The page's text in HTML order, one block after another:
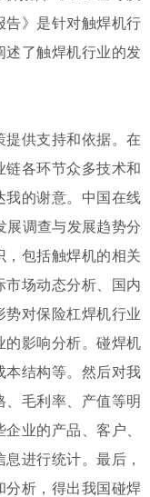
告》是针对触焊机行
述了触焊机行业的发
提供支持和依据。在
链各环节众多技术和
我的谢意。中国在线
展调查与发展趋势分
，包括触焊机的相关
市场动态分析、国内
势对保险杠焊机行业
的影响分析。碰焊机
本结构等。然后对我
、毛利率、产值等明
业的产品、客户、
进行统计。最后，
分析，得出我国碰焊